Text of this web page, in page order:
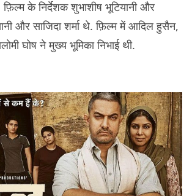
के निर्देशक शुभाशीष भूटियानी और
और साजिदा शर्मा थे. फ़िल्म में आदिल हुसैन,
घोष ने मुख्य भूमिका निभाई थी.